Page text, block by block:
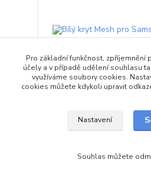
Bílý kryt Mesh pro Samsung
Přidat do
Pro základní funkčnost, zpříjemnění
účely a v případě udělení souhlasu
využíváme soubory cookies.
cookies můžete kdykoli upravit
Nastavení
Souhlas můžete